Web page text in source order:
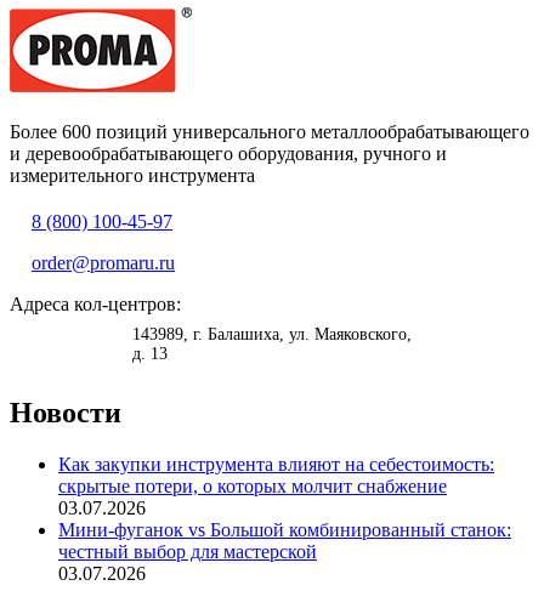
Более 600 позиций универсального металлообрабатывающего
и деревообрабатывающего оборудования, ручного и
измерительного инструмента
8 (800) 100-45-97
order@promaru.ru
Адреса кол-центров:
143989 , г. Балашиха ул. Маяковского,
д. 13
Новости
Как закупки инструмента влияют на себестоимость:
скрытые потери, о которых молчит снабжение
03.07.2026
Мини-фуганок vs Большой комбинированный станок:
честный выбор для мастерской
03.07.2026